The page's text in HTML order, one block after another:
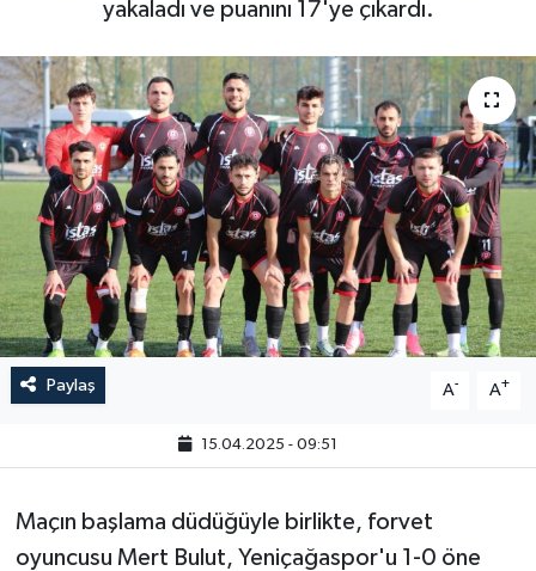
yakaladı ve puanını 17'ye çıkardı.
Paylaş A- A+
15.04.2025 - 09:51
Maçın başlama düdüğüyle birlikte, forvet
oyuncusu Mert Bulut, Yeniçağaspor'u 1-0 öne